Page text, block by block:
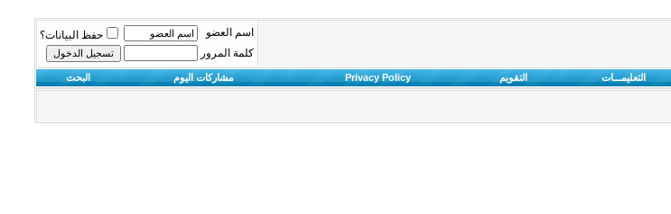
اسم العضو
حفظ البيانات؟
كلمة المرور
التعليمـــات التقويم Privacy Policy مشاركات اليوم البحث